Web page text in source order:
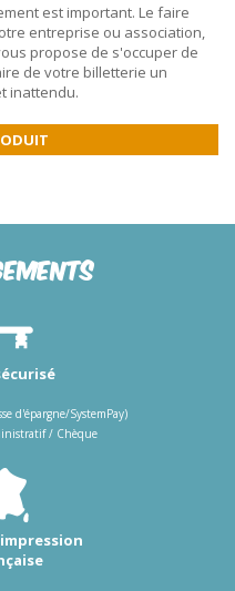
est important. Le faire
entreprise ou association,
propose de s'occuper de
de votre billetterie un
inattendu.
d'épargne/SystemPay)
/ Chèque